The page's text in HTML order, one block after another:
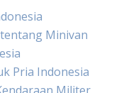
Minivan
Pria Indonesia